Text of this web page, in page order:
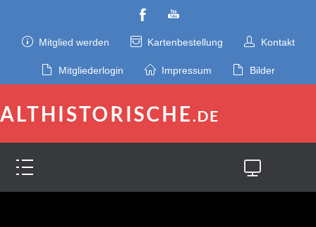
Mitglied werden Kartenbestellung Kontakt
Mitgliederlogin Impressum Bilder